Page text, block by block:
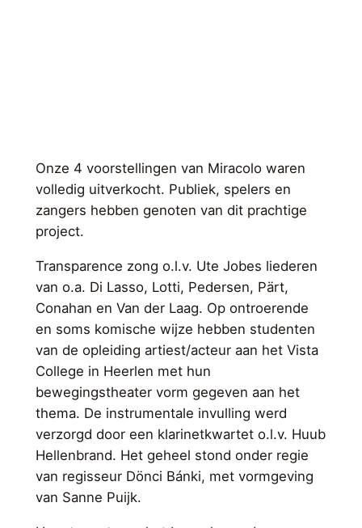
Onze 4 voorstellingen van Miracolo waren
volledig uitverkocht. Publiek, spelers en
zangers hebben genoten van dit prachtige
project.
Transparence zong o.l.v. Ute Jobes liederen
van o.a. Di Lasso, Lotti, Pedersen, Pärt,
Conahan en Van der Laag. Op ontroerende
en soms komische wijze hebben studenten
van de opleiding artiest/acteur aan het Vista
College in Heerlen met hun
bewegingstheater vorm gegeven aan het
thema. De instrumentale invulling werd
verzorgd door een klarinetkwartet o.l.v. Huub
Hellenbrand. Het geheel stond onder regie
van regisseur Dönci Bánki, met vormgeving
van Sanne Puijk.